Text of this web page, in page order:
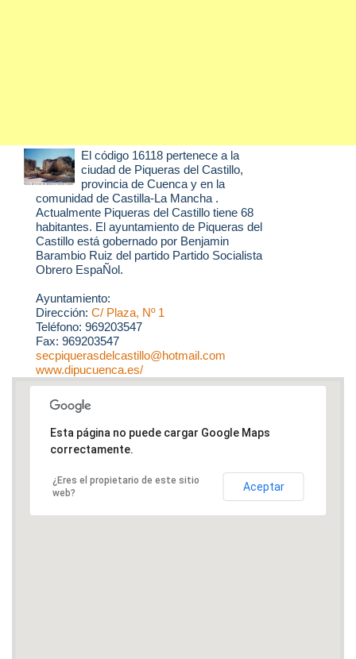
El código 16118 pertenece a la
ciudad de Piqueras del Castillo,
provincia de Cuenca y en la
comunidad de Castilla-La Mancha .
Actualmente Piqueras del Castillo tiene 68
habitantes. El ayuntamiento de Piqueras del
Castillo está gobernado por Benjamin
Barambio Ruiz del partido Partido Socialista
Obrero EspaÑol.
Ayuntamiento:
Dirección: C/ Plaza, Nº 1
Teléfono: 969203547
Fax: 969203547
secpiquerasdelcastillo@hotmail.com
www.dipucuenca.es/
Esta página no puede cargar Google Maps
correctamente.
¿Eres el propietario de este sitio
web?
Aceptar